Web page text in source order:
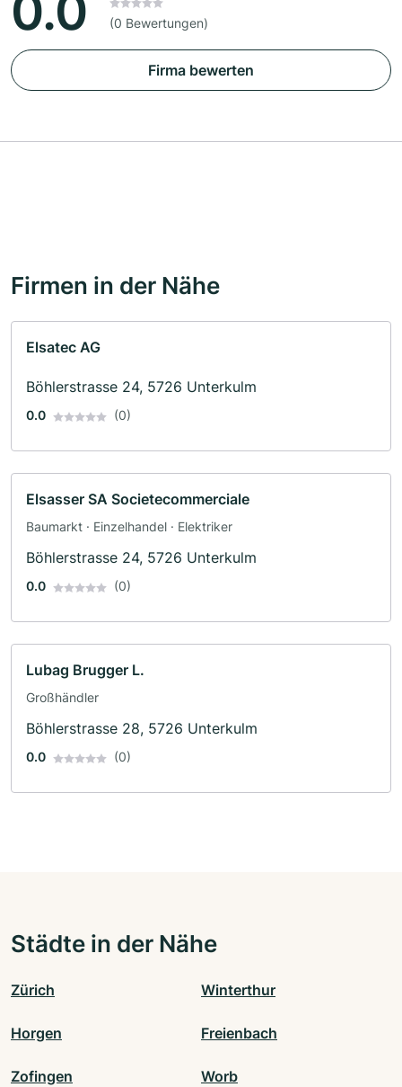
(0 Bewertungen)
Firma bewerten
Firmen in der Nähe
Elsatec AG
Böhlerstrasse 24, 5726 Unterkulm
0.0 (0)
Elsasser SA Societecommerciale
Baumarkt · Einzelhandel · Elektriker
Böhlerstrasse 24, 5726 Unterkulm
0.0 (0)
Lubag Brugger L.
Großhändler
Böhlerstrasse 28, 5726 Unterkulm
0.0 (0)
Städte in der Nähe
Zürich Winterthur
Horgen Freienbach
Zofingen Worb